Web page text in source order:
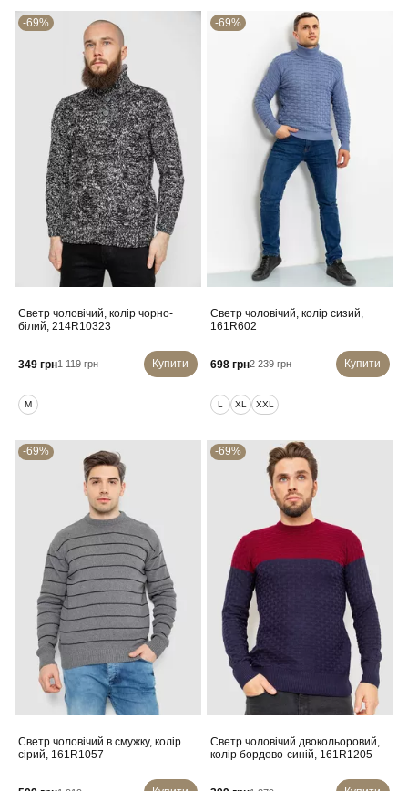
-69%
Светр чоловічий, колір чорно-
білий, 214R10323
349 грн1 119 грн Купити
M
-69%
Светр чоловічий, колір сизий,
161R602
698 грн2 239 грн Купити
L XL XXL
-69%
Светр чоловічий в смужку, колір
сірий, 161R1057
-69%
Светр чоловічий двокольоровий,
колір бордово-синій, 161R1205